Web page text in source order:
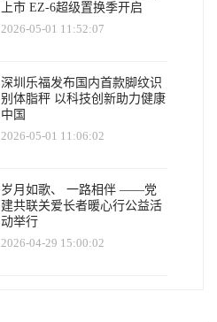
上市 EZ-6超级置换季开启
2026-05-01 11:52:07
深圳乐福发布国内首款脚纹识
别体脂秤 以科技创新助力健康
中国
2026-05-01 11:06:02
岁月如歌、 一路相伴 ——党
建共联关爱长者暖心行公益活
动举行
2026-04-29 15:00:02